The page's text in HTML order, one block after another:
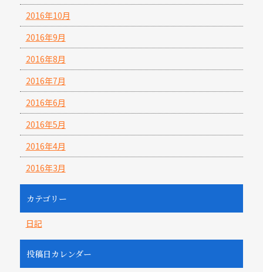
2016年10月
2016年9月
2016年8月
2016年7月
2016年6月
2016年5月
2016年4月
2016年3月
カテゴリー
日記
投稿日カレンダー